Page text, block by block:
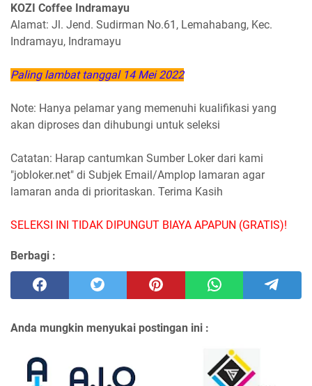
KOZI Coffee Indramayu
Alamat: Jl. Jend. Sudirman No.61, Lemahabang, Kec.
Indramayu, Indramayu
Paling lambat tanggal 14 Mei 2022
Note: Hanya pelamar yang memenuhi kualifikasi yang
akan diproses dan dihubungi untuk seleksi
Catatan: Harap cantumkan Sumber Loker dari kami
"jobloker.net" di Subjek Email/Amplop lamaran agar
lamaran anda di prioritaskan. Terima Kasih
SELEKSI INI TIDAK DIPUNGUT BIAYA APAPUN (GRATIS)!
Berbagi :
Anda mungkin menyukai postingan ini :